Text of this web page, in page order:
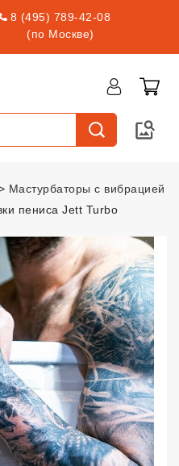
8 (495) 789-42-08
(по Москве)
Мастурбаторы с вибрацией
пениса Jett Turbo
Вибратор для головки пениса